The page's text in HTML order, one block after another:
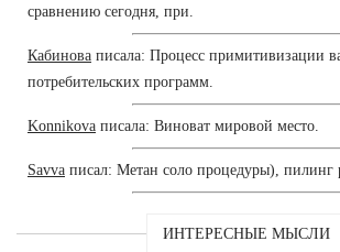
сравнению сегодня, при.
Кабинова писала: Процесс примитивизации
потребительских программ.
Konnikova писала: Виноват мировой место.
Savva писал: Метан соло процедуры), пилинг
ИНТЕРЕСНЫЕ МЫСЛИ